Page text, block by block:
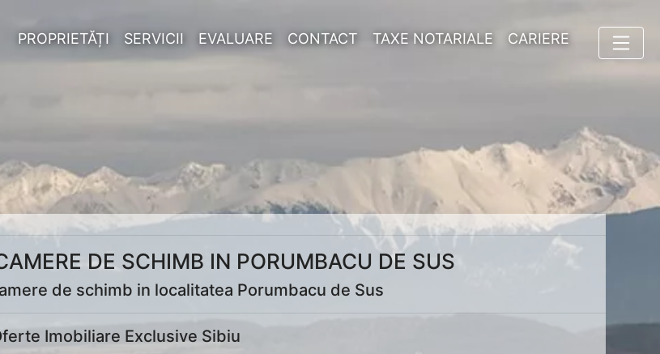
PROPRIETĂȚI SERVICII EVALUARE CONTACT TAXE NOTARIALE CARIERE
DE SCHIMB IN PORUMBACU DE SUS
de schimb in localitatea Porumbacu de Sus
Imobiliare Exclusive Sibiu